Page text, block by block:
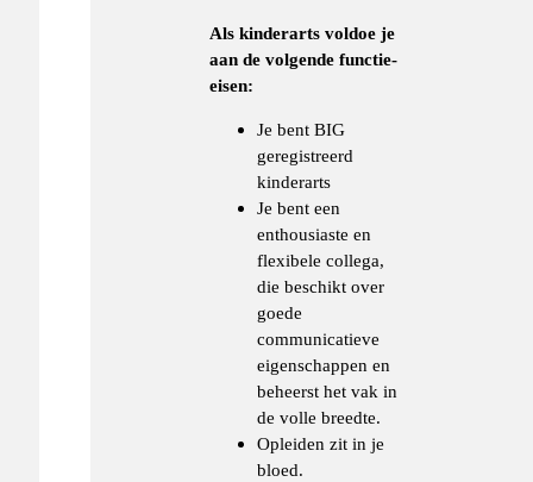
Als kinderarts voldoe je
aan de volgende functie-
eisen:
Je bent BIG
geregistreerd
kinderarts
Je bent een
enthousiaste en
flexibele collega,
die beschikt over
goede
communicatieve
eigenschappen en
beheerst het vak in
de volle breedte.
Opleiden zit in je
bloed.